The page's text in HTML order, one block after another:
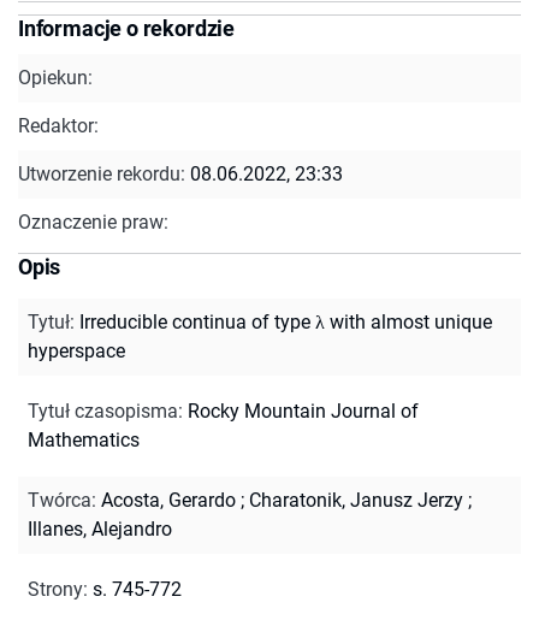
Informacje o rekordzie
Opiekun:
Redaktor:
Utworzenie rekordu: 08.06.2022, 23:33
Oznaczenie praw:
Opis
Tytuł: Irreducible continua of type λ with almost unique
hyperspace
Tytuł czasopisma: Rocky Mountain Journal of
Mathematics
Twórca: Acosta, Gerardo ; Charatonik, Janusz Jerzy ;
Illanes, Alejandro
Strony: s. 745-772